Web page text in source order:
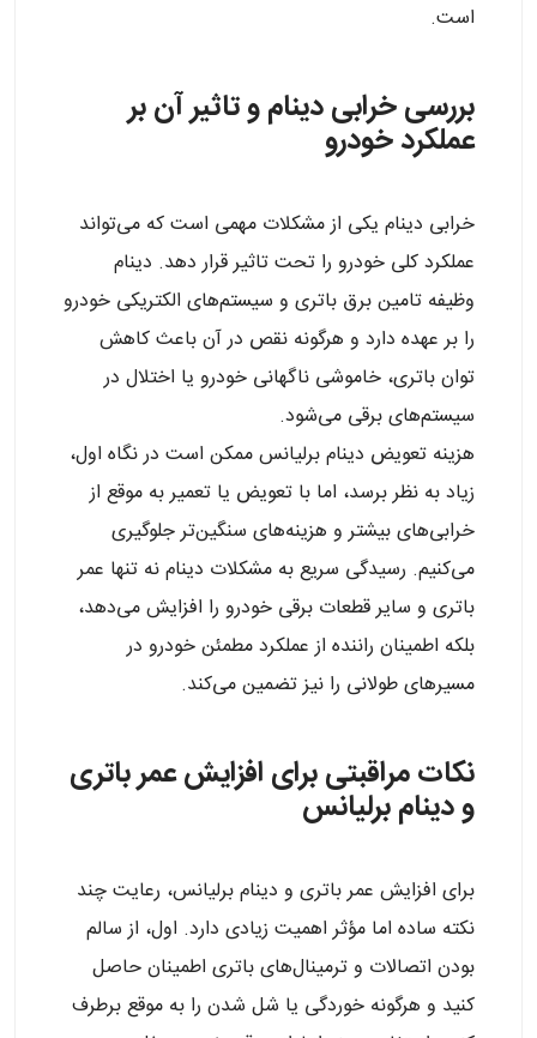
است.
بررسی خرابی دینام و تاثیر آن بر
عملکرد خودرو
خرابی دینام یکی از مشکلات مهمی است که می‌تواند
عملکرد کلی خودرو را تحت تاثیر قرار دهد. دینام
وظیفه تامین برق باتری و سیستم‌های الکتریکی خودرو
را بر عهده دارد و هرگونه نقص در آن باعث کاهش
توان باتری، خاموشی ناگهانی خودرو یا اختلال در
سیستم‌های برقی می‌شود.
هزینه تعویض دینام برلیانس ممکن است در نگاه اول،
زیاد به نظر برسد، اما با تعویض یا تعمیر به موقع از
خرابی‌های بیشتر و هزینه‌های سنگین‌تر جلوگیری
می‌کنیم. رسیدگی سریع به مشکلات دینام نه تنها عمر
باتری و سایر قطعات برقی خودرو را افزایش می‌دهد،
بلکه اطمینان راننده از عملکرد مطمئن خودرو در
مسیرهای طولانی را نیز تضمین می‌کند.
نکات مراقبتی برای افزایش عمر باتری
و دینام برلیانس
برای افزایش عمر باتری و دینام برلیانس، رعایت چند
نکته ساده اما مؤثر اهمیت زیادی دارد. اول، از سالم
بودن اتصالات و ترمینال‌های باتری اطمینان حاصل
کنید و هرگونه خوردگی یا شل شدن را به موقع برطرف